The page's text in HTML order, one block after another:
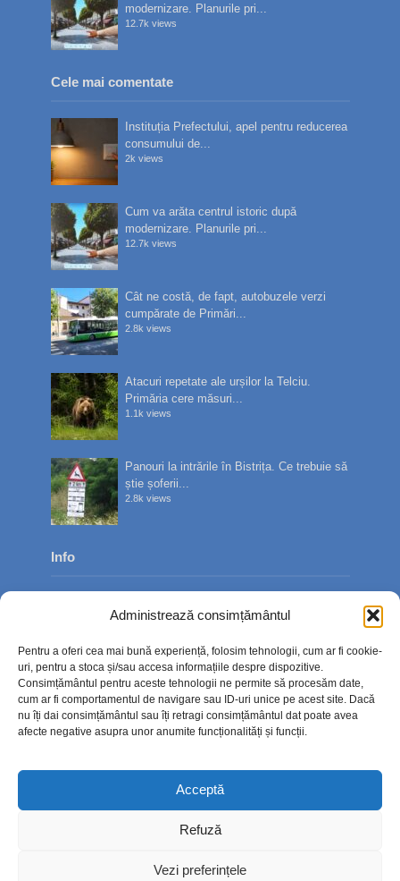
Administrează consimțământul
Pentru a oferi cea mai bună experiență, folosim tehnologii, cum ar fi cookie-
uri, pentru a stoca și/sau accesa informațiile despre dispozitive.
Consimțământul pentru aceste tehnologii ne permite să procesăm date,
cum ar fi comportamentul de navigare sau ID-uri unice pe acest site. Dacă
nu îți dai consimțământul sau îți retragi consimțământul dat poate avea
afecte negative asupra unor anumite funcționalități și funcții.
Acceptă
Refuză
Vezi preferințele
modernizare. Planurile pri...
12.7k views
Cele mai comentate
Instituția Prefectului, apel pentru reducerea
consumului de...
2k views
Cum va arăta centrul istoric după
modernizare. Planurile pri...
12.7k views
Cât ne costă, de fapt, autobuzele verzi
cumpărate de Primări...
2.8k views
Atacuri repetate ale urșilor la Telciu.
Primăria cere măsuri...
1.1k views
Panouri la intrările în Bistrița. Ce trebuie să
știe șoferii...
2.8k views
Info
Contact
Politica de confidențialitate
Politică cookie-uri (UE)